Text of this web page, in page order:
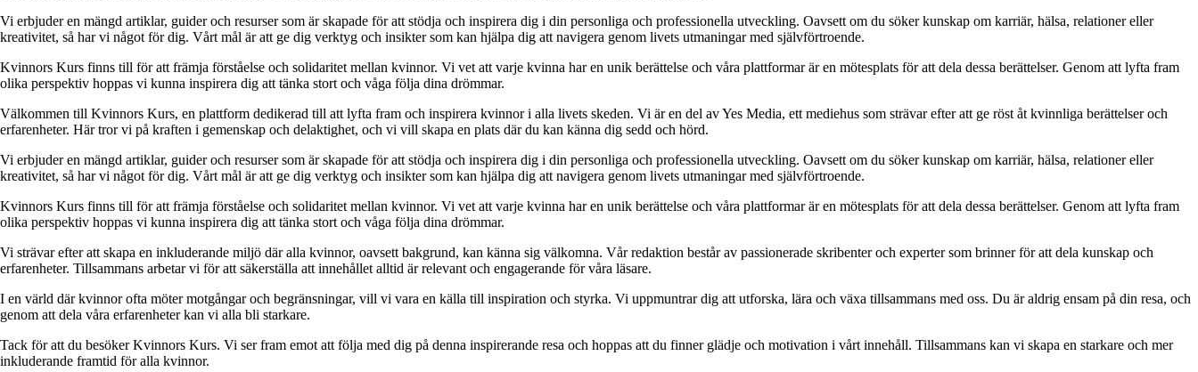
Vi erbjuder en mängd artiklar, guider och resurser som är skapade för att stödja och inspirera dig i din personliga och professionella utveckling. Oavsett om du söker kunskap om karriär, hälsa, relationer eller
kreativitet, så har vi något för dig. Vårt mål är att ge dig verktyg och insikter som kan hjälpa dig att navigera genom livets utmaningar med självförtroende.
Kvinnors Kurs finns till för att främja förståelse och solidaritet mellan kvinnor. Vi vet att varje kvinna har en unik berättelse och våra plattformar är en mötesplats för att dela dessa berättelser. Genom att lyfta fram
olika perspektiv hoppas vi kunna inspirera dig att tänka stort och våga följa dina drömmar.
Välkommen till Kvinnors Kurs, en plattform dedikerad till att lyfta fram och inspirera kvinnor i alla livets skeden. Vi är en del av Yes Media, ett mediehus som strävar efter att ge röst åt kvinnliga berättelser och
erfarenheter. Här tror vi på kraften i gemenskap och delaktighet, och vi vill skapa en plats där du kan känna dig sedd och hörd.
Vi erbjuder en mängd artiklar, guider och resurser som är skapade för att stödja och inspirera dig i din personliga och professionella utveckling. Oavsett om du söker kunskap om karriär, hälsa, relationer eller
kreativitet, så har vi något för dig. Vårt mål är att ge dig verktyg och insikter som kan hjälpa dig att navigera genom livets utmaningar med självförtroende.
Kvinnors Kurs finns till för att främja förståelse och solidaritet mellan kvinnor. Vi vet att varje kvinna har en unik berättelse och våra plattformar är en mötesplats för att dela dessa berättelser. Genom att lyfta fram
olika perspektiv hoppas vi kunna inspirera dig att tänka stort och våga följa dina drömmar.
Vi strävar efter att skapa en inkluderande miljö där alla kvinnor, oavsett bakgrund, kan känna sig välkomna. Vår redaktion består av passionerade skribenter och experter som brinner för att dela kunskap och
erfarenheter. Tillsammans arbetar vi för att säkerställa att innehållet alltid är relevant och engagerande för våra läsare.
I en värld där kvinnor ofta möter motgångar och begränsningar, vill vi vara en källa till inspiration och styrka. Vi uppmuntrar dig att utforska, lära och växa tillsammans med oss. Du är aldrig ensam på din resa, och
genom att dela våra erfarenheter kan vi alla bli starkare.
Tack för att du besöker Kvinnors Kurs. Vi ser fram emot att följa med dig på denna inspirerande resa och hoppas att du finner glädje och motivation i vårt innehåll. Tillsammans kan vi skapa en starkare och mer
inkluderande framtid för alla kvinnor.